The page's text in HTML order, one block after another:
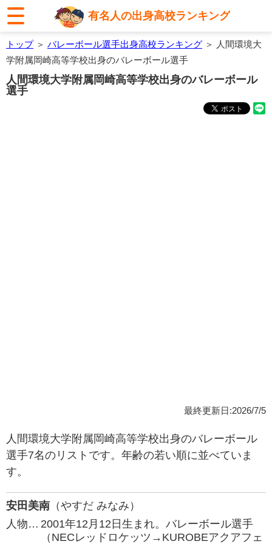
有名人の出身高校ランキング
トップ＞ バレーボール選手出身高校ランキング ＞ 人間環境大
学附属岡崎高等学校出身のバレーボール選手
人間環境大学附属岡崎高等学校出身のバレーボール
選手
最終更新日:2026/7/5
人間環境大学附属岡崎高等学校出身のバレーボール
選手7名のリストです。年齢の若い順に並べていま
す。
安田美南 （やすだ みなみ）
人物… 2001年12月12日生まれ。バレーボール選手
（NECレッドロケッツ→KUROBEアクアフェ